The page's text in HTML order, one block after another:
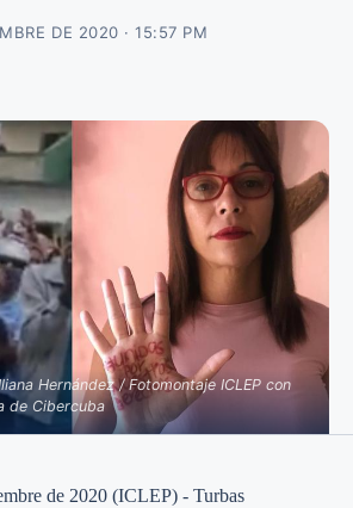
DE 2020 · 15:57 PM
Hernández / Fotomontaje ICLEP con
de Cibercuba
de 2020 (ICLEP) - Turbas